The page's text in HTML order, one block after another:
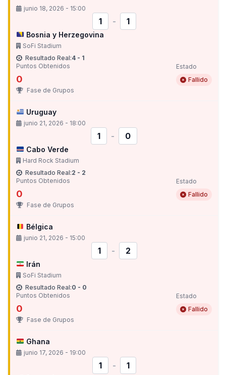
junio 18, 2026 - 15:00
1 - 1
Bosnia y Herzegovina
SoFi Stadium
Resultado Real:4 - 1
Puntos Obtenidos
0
Estado
Fallido
Fase de Grupos
Uruguay
junio 21, 2026 - 18:00
1 - 0
Cabo Verde
Hard Rock Stadium
Resultado Real:2 - 2
Puntos Obtenidos
0
Estado
Fallido
Fase de Grupos
Bélgica
junio 21, 2026 - 15:00
1 - 2
Irán
SoFi Stadium
Resultado Real:0 - 0
Puntos Obtenidos
0
Estado
Fallido
Fase de Grupos
Ghana
junio 17, 2026 - 19:00
1 - 1